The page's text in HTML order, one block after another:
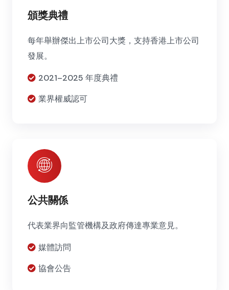
頒獎典禮
每年舉辦傑出上市公司大獎，支持香港上市公司
發展。
2021–2025 年度典禮
業界權威認可
公共關係
代表業界向監管機構及政府傳達專業意見。
媒體訪問
協會公告